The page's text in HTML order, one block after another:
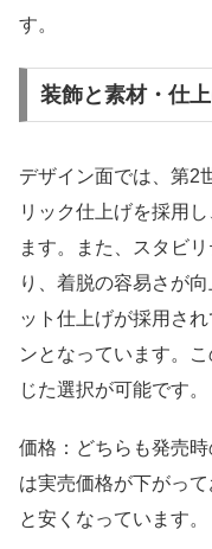
す。
装飾と素材・仕上
デザイン面では、第2
リック仕上げを採用
ます。また、スタビ
り、着脱の容易さが
ット仕上げが採用さ
ンとなっています。
じた選択が可能です。
価格：どちらも発売
は実売価格が下がっ
と安くなっています。